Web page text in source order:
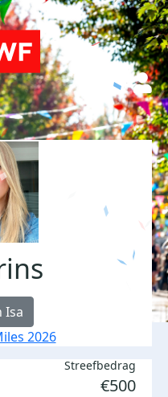
Isa
2026
Streefbedrag
€500